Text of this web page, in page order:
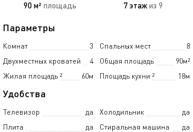
90 м² площадь 7 этажиз 9
Параметры
Комнат 3 Спальных мест
8
Двухместных кроватей
4 Общая площадь
90м²
Жилая площадь
60м
² Площадь кухни 18м
²
Удобства
Телевизор да Холодильник
да
Плита
да Стиральная машина
да